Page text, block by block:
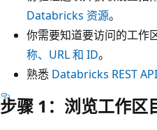
Databricks 资源。
你需要知道要访问的工作
称、URL 和 ID。
熟悉 Databricks REST
步骤 1：浏览工作区